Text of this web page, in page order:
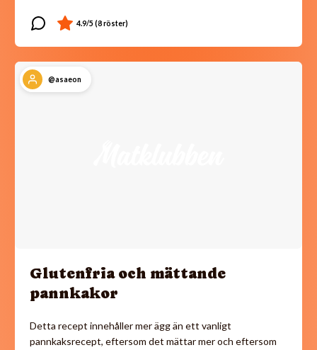
@asaeon
Glutenfria och mättande
pannkakor
Detta recept innehåller mer ägg än ett vanligt
pannkaksrecept, eftersom det mättar mer och eftersom